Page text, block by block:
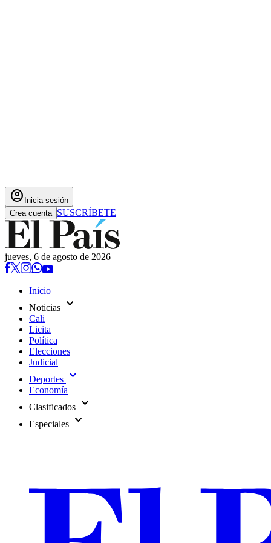
account_circle Inicia sesión
Crea cuenta SUSCRÍBETE
jueves, 6 de agosto de 2026
Inicio
Noticias expand_more
Cali
Licita
Política
Elecciones
Judicial
Deportes expand_more
Economía
Clasificados expand_more
Especiales expand_more